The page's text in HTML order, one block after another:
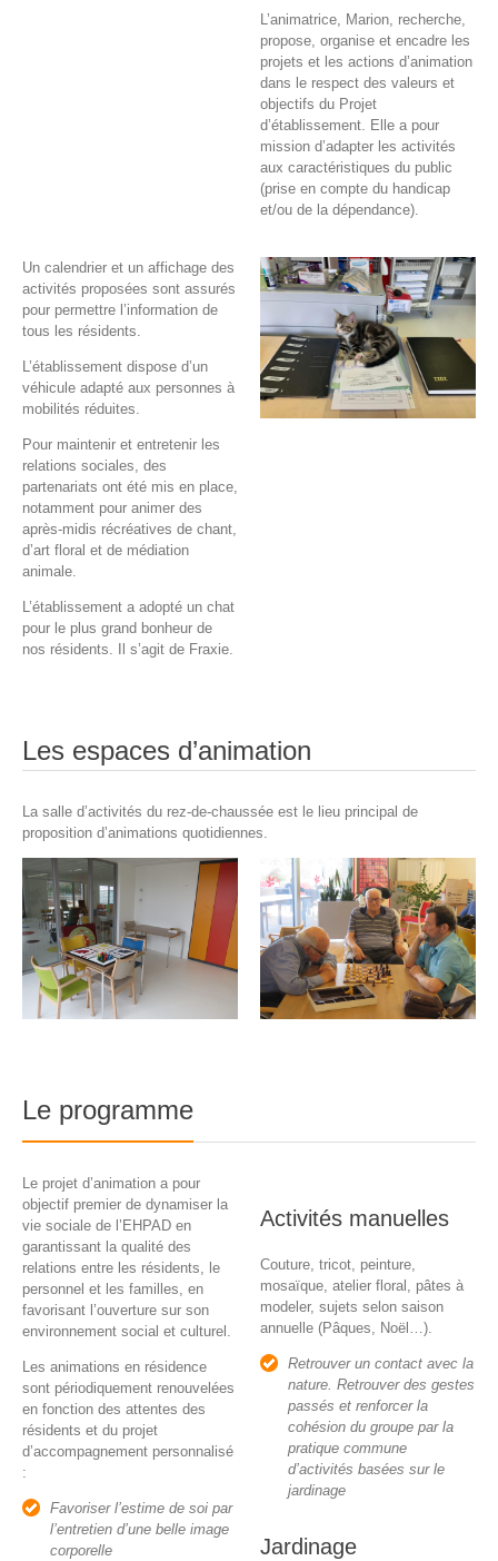
L’animatrice, Marion, recherche,
propose, organise et encadre les
projets et les actions d’animation
dans le respect des valeurs et
objectifs du Projet
d’établissement. Elle a pour
mission d’adapter les activités
aux caractéristiques du public
(prise en compte du handicap
et/ou de la dépendance).
Un calendrier et un affichage des
activités proposées sont assurés
pour permettre l’information de
tous les résidents.
L’établissement dispose d’un
véhicule adapté aux personnes à
mobilités réduites.
Pour maintenir et entretenir les
relations sociales, des
partenariats ont été mis en place,
notamment pour animer des
après-midis récréatives de chant,
d’art floral et de médiation
animale.
L’établissement a adopté un chat
pour le plus grand bonheur de
nos résidents. Il s’agit de Fraxie.
Les espaces d’animation
La salle d’activités du rez-de-chaussée est le lieu principal de
proposition d’animations quotidiennes.
Le programme
Le projet d’animation a pour
objectif premier de dynamiser la
vie sociale de l’EHPAD en
garantissant la qualité des
relations entre les résidents, le
personnel et les familles, en
favorisant l’ouverture sur son
environnement social et culturel.
Les animations en résidence
sont périodiquement renouvelées
en fonction des attentes des
résidents et du projet
d’accompagnement personnalisé
:
Favoriser l’estime de soi par
l’entretien d’une belle image
corporelle
Activités manuelles
Couture, tricot, peinture,
mosaïque, atelier floral, pâtes à
modeler, sujets selon saison
annuelle (Pâques, Noël…).
Retrouver un contact avec la
nature. Retrouver des gestes
passés et renforcer la
cohésion du groupe par la
pratique commune
d’activités basées sur le
jardinage
Jardinage